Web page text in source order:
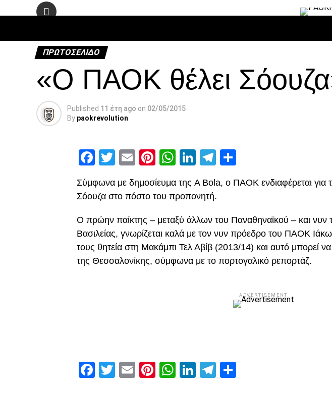
ΠΡΩΤΟΣΈΛΙΔΟ
«Ο ΠΑΟΚ θέλει
Published 11 έτη ago on 02/05/2015
By paokrevolution
Facebook
Twitter
EmailPinterest
WhatsApp
LinkedIn
Telegram
Σύμφωνα με δημοσίευμα της A Bola, ο ΠΑΟΚ ενδιαφέρεται
Σόουζα στο πόστο του προπονητή.
Ο πρώην παίκτης – μεταξύ άλλων του Παναθηναϊκού – και νυν
Βασιλείας, γνωρίζεται καλά με τον νυν πρόεδρο του ΠΑΟΚ
τους θητεία στη Μακάμπι Τελ Αβίβ (2013/14) και αυτό μπορεί
της Θεσσαλονίκης, σύμφωνα με το πορτογαλικό ρεπορτάζ.
ADVERTISEMENT
Facebook
Twitter
EmailPinterest
WhatsApp
LinkedIn
Telegram